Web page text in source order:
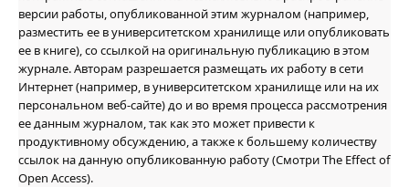
версии работы, опубликованной этим журналом (например,
разместить ее в университетском хранилище или опубликовать
ее в книге), со ссылкой на оригинальную публикацию в этом
журнале. Авторам разрешается размещать их работу в сети
Интернет (например, в университетском хранилище или на их
персональном веб-сайте) до и во время процесса рассмотрения
ее данным журналом, так как это может привести к
продуктивному обсуждению, а также к большему количеству
ссылок на данную опубликованную работу (Смотри The Effect of
Open Access).